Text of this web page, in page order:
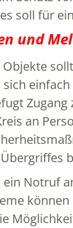
soll für
und
an
Notruf